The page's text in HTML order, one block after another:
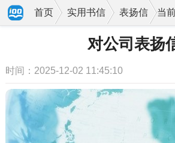
当
首页 实用书信 表扬信
对公司表扬
时间：2025-12-02 11:45:10